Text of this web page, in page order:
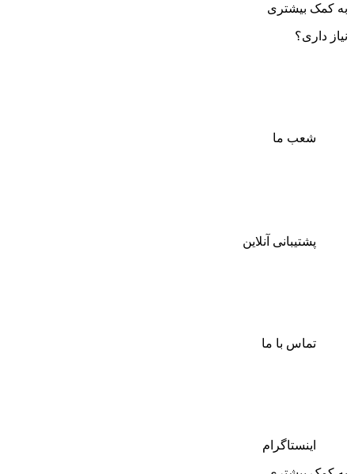
به کمک بیشتری
نیاز داری؟
شعب ما
پشتیبانی آنلاین
تماس با ما
اینستاگرام